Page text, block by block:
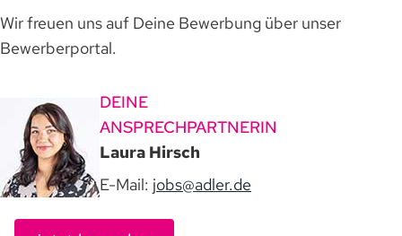
Wir freuen uns auf Deine Bewerbung über unser
Bewerberportal.
DEINE
ANSPRECHPARTNERIN
Laura Hirsch
E-Mail: jobs@adler.de